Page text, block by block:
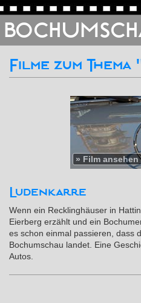
Filme zum
» Film ansehen
Ludenkarre
Wenn ein Recklinghäuser in
Eierberg erzählt und ein
es schon einmal passieren, dass
Bochumschau landet. Eine
Autos.